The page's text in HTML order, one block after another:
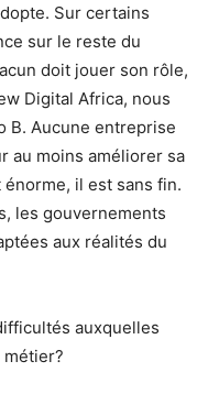
Sur certains
sur le reste du
doit jouer son rôle,
Digital Africa, nous
B. Aucune entreprise
au moins améliorer sa
il est sans fin.
les gouvernements
aux réalités du
auxquelles